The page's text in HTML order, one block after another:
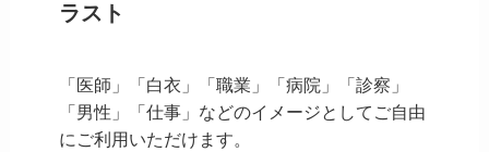
ラスト
「医師」「白衣」「職業」「病院」「診察」
「男性」「仕事」などのイメージとしてご自由
にご利用いただけます。